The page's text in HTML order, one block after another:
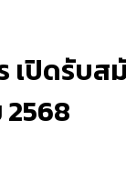
เปิดรับส